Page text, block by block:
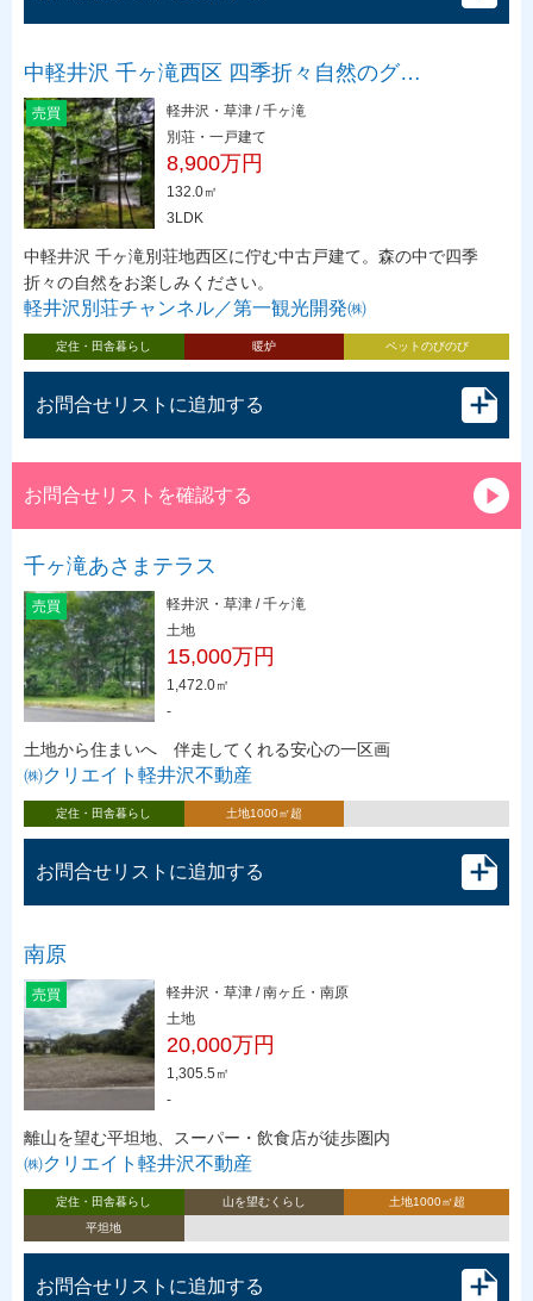
中軽井沢 千ヶ滝西区 四季折々自然のグ…
売買
軽井沢・草津 / 千ヶ滝
別荘・一戸建て
8,900万円
132.0㎡
3LDK
中軽井沢 千ヶ滝別荘地西区に佇む中古戸建て。森の中で四季
折々の自然をお楽しみください。
軽井沢別荘チャンネル／第一観光開発㈱
定住・田舎暮らし 暖炉 ペットのびのび
お問合せリストに追加する
お問合せリストを確認する
千ヶ滝あさまテラス
売買
軽井沢・草津 / 千ヶ滝
土地
15,000万円
1,472.0㎡
-
土地から住まいへ 伴走してくれる安心の一区画
㈱クリエイト軽井沢不動産
定住・田舎暮らし 土地1000㎡超
お問合せリストに追加する
南原
売買
軽井沢・草津 / 南ヶ丘・南原
土地
20,000万円
1,305.5㎡
-
離山を望む平坦地、スーパー・飲食店が徒歩圏内
㈱クリエイト軽井沢不動産
定住・田舎暮らし 山を望むくらし
土地1000㎡超
平坦地
お問合せリストに追加する